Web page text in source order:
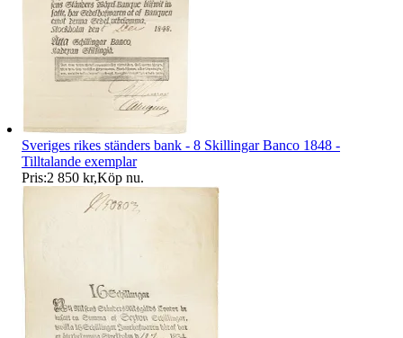
Sveriges rikes ständers bank - 8 Skillingar Banco 1848 -
Tilltalande exemplar
Pris:2 850 kr,Köp nu.